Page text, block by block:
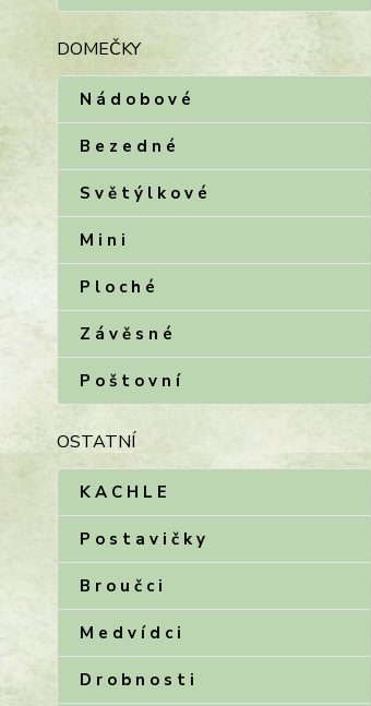
DOMEČKY
N á d o b o v é
B e z e d n é
S v ě t ý l k o v é
M i n i
P l o c h é
Z á v ě s n é
P o š t o v n í
OSTATNÍ
K A C H L E
P o s t a v i č k y
B r o u č c i
M e d v í d c i
D r o b n o s t i